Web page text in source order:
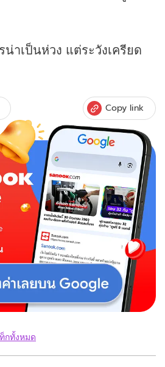
น่าเป็นห่วง แต่ระวังเครียด
Copy link
กทั้งหมด